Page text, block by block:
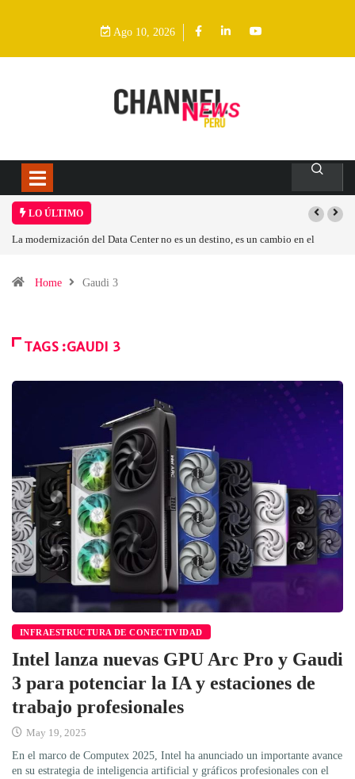
Ago 10, 2026
LO ÚLTIMO
Los ingresos por semiconductores aumentarán más de un 94 % en 2026
Home Gaudi 3
TAGS :GAUDI 3
INFRAESTRUCTURA DE CONECTIVIDAD
Intel lanza nuevas GPU Arc Pro y Gaudi
3 para potenciar la IA y estaciones de
trabajo profesionales
May 19, 2025
En el marco de Computex 2025, Intel ha anunciado un importante avance
en su estrategia de inteligencia artificial y gráficos profesionales con el